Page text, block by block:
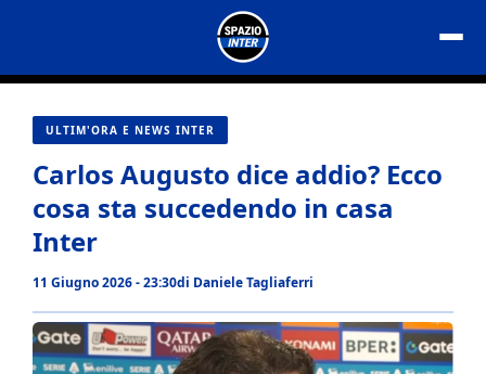
contenuto
ULTIM'ORA E NEWS INTER
Carlos Augusto dice addio? Ecco
cosa sta succedendo in casa
Inter
11 Giugno 2026 - 23:30di Daniele Tagliaferri